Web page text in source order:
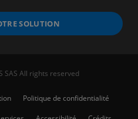
SOLUTION
SAS All rights reserved
Politique de confidentialité